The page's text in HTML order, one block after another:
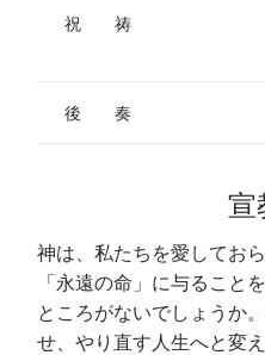
祝 祷
後 奏
宣
神は、私たちを愛してお
「永遠の命」に与ること
ところがないでしょうか
せ、やり直す人生へと変